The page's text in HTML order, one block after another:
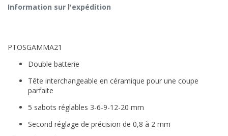
Information sur l'expédition
PTOSGAMMA21
Double batterie
Tête interchangeable en céramique pour une coupe
parfaite
5 sabots réglables 3-6-9-12-20 mm
Second réglage de précision de 0,8 à 2 mm